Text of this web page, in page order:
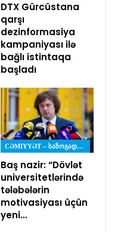
DTX Gürcüstana
qarşı
dezinformasiya
kampaniyası ilə
bağlı istintaqa
başladı
CƏMIYYƏT – ᲡᲐᲖᲝᲒᲐᲓᲝᲔᲑᲐ
Baş nazir: “Dövlət
universitetlərində
tələbələrin
motivasiyası üçün
yeni…